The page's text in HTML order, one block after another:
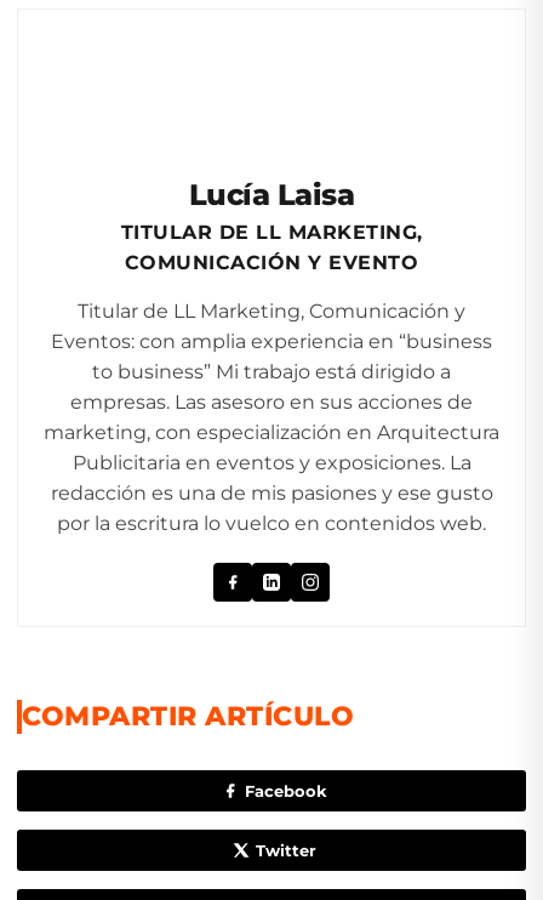
Lucía Laisa
TITULAR DE LL MARKETING,
COMUNICACIÓN Y EVENTO
Titular de LL Marketing, Comunicación y
Eventos: con amplia experiencia en “business
to business” Mi trabajo está dirigido a
empresas. Las asesoro en sus acciones de
marketing, con especialización en Arquitectura
Publicitaria en eventos y exposiciones. La
redacción es una de mis pasiones y ese gusto
por la escritura lo vuelco en contenidos web.
COMPARTIR ARTÍCULO
Facebook
Twitter